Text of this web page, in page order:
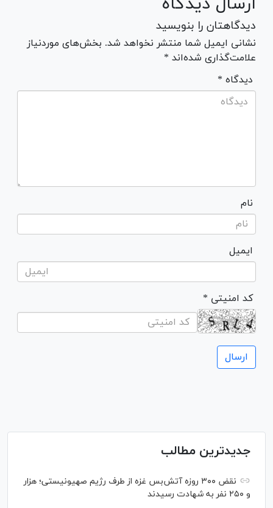
دیدگاهتان را بنویسید
نشانی ایمیل شما منتشر نخواهد شد. بخش‌های موردنیاز
علامت‌گذاری شده‌اند *
* دیدگاه
نام
ایمیل
* کد امنیتی
جدیدترین مطالب
نقض ۳۰۰ روزه آتش‌بس غزه از طرف رژیم صهیونیستی؛ هزار
و ۲۵۰ نفر به شهادت رسیدند